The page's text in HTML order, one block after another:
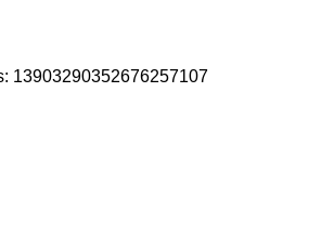
13903290352676257107